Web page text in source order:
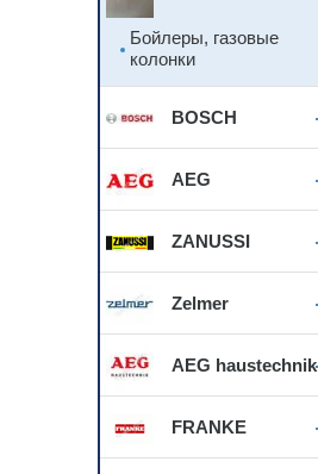
Бойлеры, газовые
колонки
BOSCH
AEG
ZANUSSI
Zelmer
AEG haustechnik
FRANKE